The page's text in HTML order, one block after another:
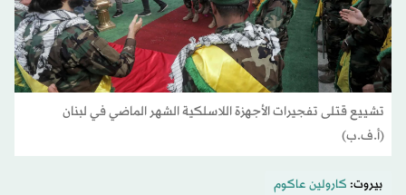
تشييع قتلى تفجيرات الأجهزة اللاسلكية الشهر الماضي في لبنان
(أ.ف.ب)
بيروت: كارولين عاكوم